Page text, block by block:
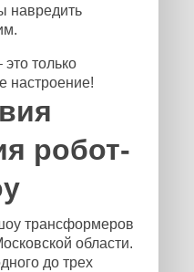
навредить
только
настроение!
робот-
трансформеров
области.
до трех